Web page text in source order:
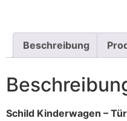
Beschreibung
Schild Kinderwagen –